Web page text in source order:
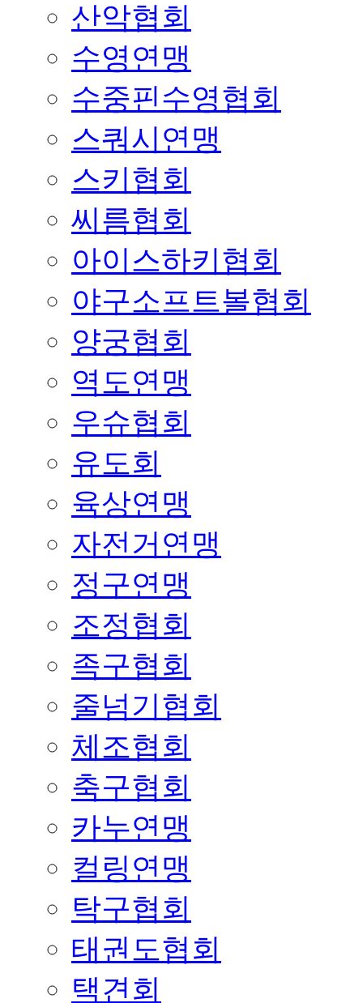
산악협회
수영연맹
수중핀수영협회
스쿼시연맹
스키협회
씨름협회
아이스하키협회
야구소프트볼협회
양궁협회
역도연맹
우슈협회
유도회
육상연맹
자전거연맹
정구연맹
조정협회
족구협회
줄넘기협회
체조협회
축구협회
카누연맹
컬링연맹
탁구협회
태권도협회
택견회